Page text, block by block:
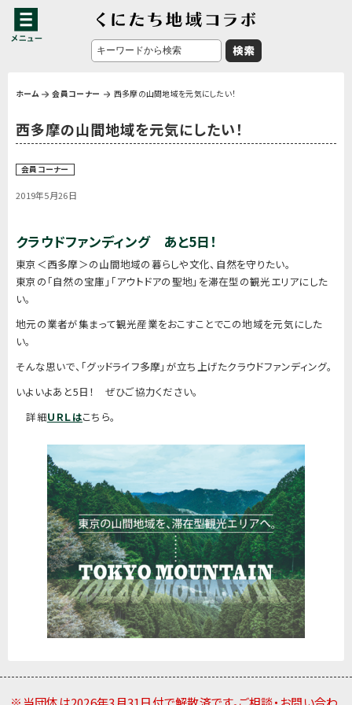
ホーム 会員コーナー 西多摩の山間地域を元気にしたい！
西多摩の山間地域を元気にしたい！
会員コーナー
2019年5月26日
クラウドファンディング あと5日！
東京＜西多摩＞の山間地域の暮らしや文化、自然を守りたい。
東京の「自然の宝庫」「アウトドアの聖地」を滞在型の観光エリアにした
い。
地元の業者が集まって観光産業をおこすことでこの地域を元気にした
い。
そんな思いで、「グッドライフ多摩」が立ち上げたクラウドファンディング。
いよいよあと5日！ ぜひご協力ください。
詳細ＵＲＬはこちら。